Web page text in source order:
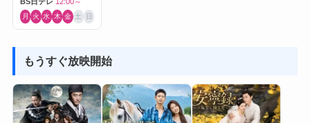
月 火 水 木 金 土 日
もうすぐ放映開始